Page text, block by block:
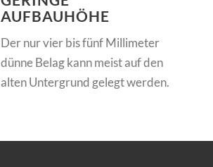
AUFBAUHÖHE
Der nur vier bis fünf Millimeter
dünne Belag kann meist auf den
alten Untergrund gelegt werden.